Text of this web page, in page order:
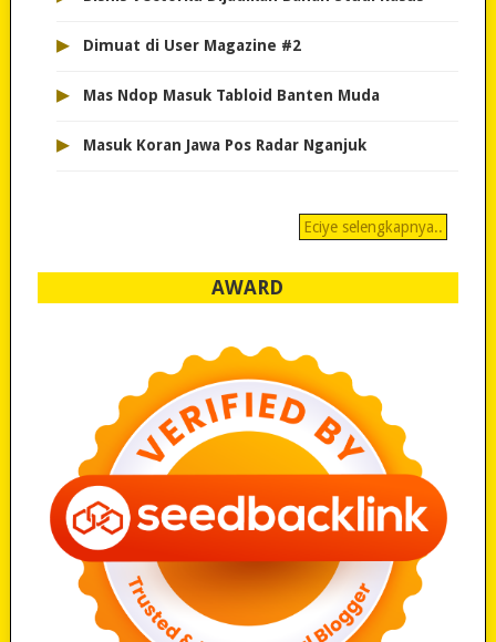
▸ Dimuat di User Magazine #2
▸ Mas Ndop Masuk Tabloid Banten Muda
▸ Masuk Koran Jawa Pos Radar Nganjuk
Eciye selengkapnya..
AWARD